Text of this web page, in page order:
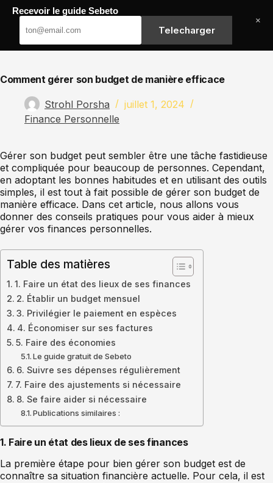
Passer
contenu
Comment gérer son budget de manière efficace
Strohl Porsha
juillet 1, 2024
Finance Personnelle
Gérer son budget peut sembler être une tâche fastidieuse
et compliquée pour beaucoup de personnes. Cependant,
en adoptant les bonnes habitudes et en utilisant des outils
simples, il est tout à fait possible de gérer son budget de
manière efficace. Dans cet article, nous allons vous
donner des conseils pratiques pour vous aider à mieux
gérer vos finances personnelles.
Table des matières
1. Faire un état des lieux de ses finances
2. Établir un budget mensuel
3. Privilégier le paiement en espèces
4. Économiser sur ses factures
5. Faire des économies
Le guide gratuit de Sebeto
6. Suivre ses dépenses régulièrement
7. Faire des ajustements si nécessaire
8. Se faire aider si nécessaire
Publications similaires :
1. Faire un état des lieux de ses finances
La première étape pour bien gérer son budget est de
connaître sa situation financière actuelle. Pour cela, il est
Recevoir le guide Sebeto
Telecharger
×